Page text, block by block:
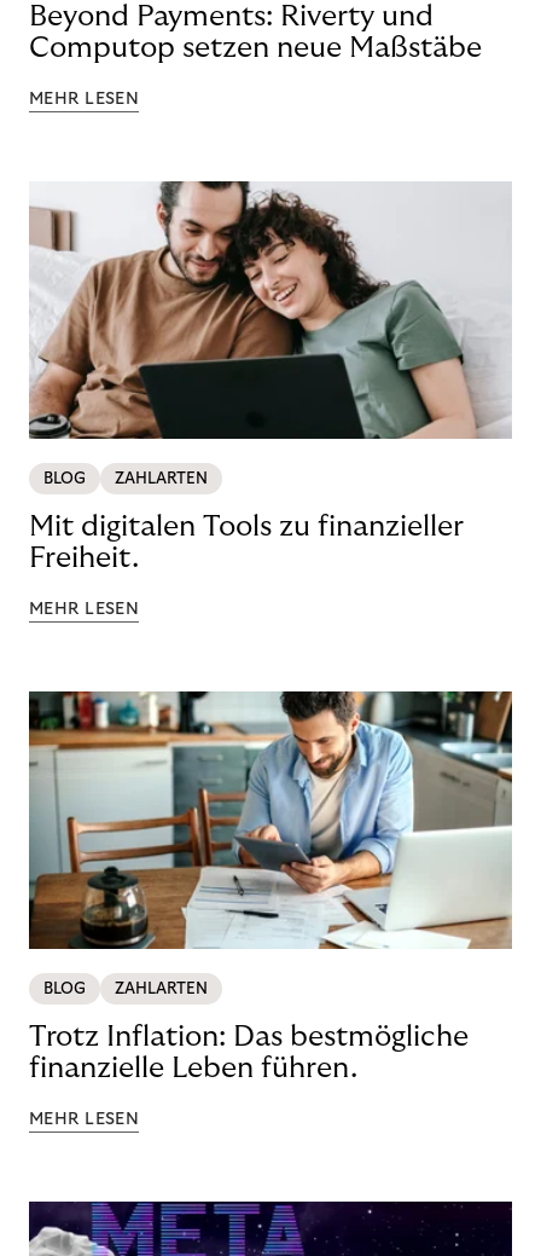
Beyond Payments: Riverty und
Computop setzen neue Maßstäbe
MEHR LESEN
BLOG ZAHLARTEN
Mit digitalen Tools zu finanzieller
Freiheit.
MEHR LESEN
BLOG ZAHLARTEN
Trotz Inflation: Das bestmögliche
finanzielle Leben führen.
MEHR LESEN